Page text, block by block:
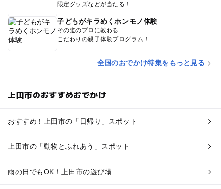
限定グッズなどが当たる！
子どもがキラめくホンモノ体験
その道のプロに教わる
こだわりの親子体験プログラム！
全国のおでかけ特集をもっと見る
上田市のおすすめおでかけ
おすすめ！上田市の「日帰り」スポット
上田市の「動物とふれあう」スポット
雨の日でもOK！上田市の遊び場